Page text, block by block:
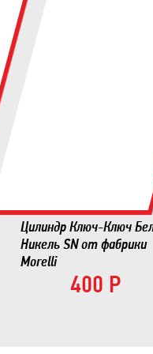
Цилиндр Ключ-Ключ
Никель SN от фабрики
Morelli
400 Р